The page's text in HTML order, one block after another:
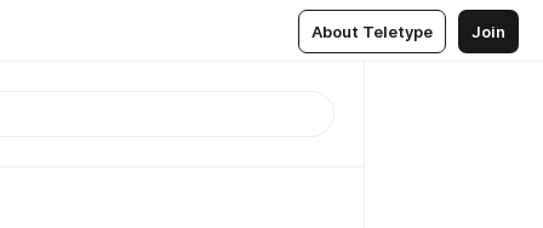
About Teletype Join